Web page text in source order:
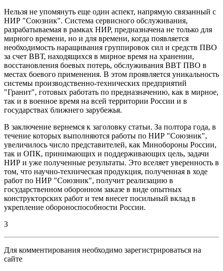
Нельзя не упомянуть еще один аспект, напрямую связанный с
НИР "Союзник". Система сервисного обслуживания,
разрабатываемая в рамках НИР, предназначена не только для
мирного времени, но и для времени, когда появляется
необходимость наращивания группировок сил и средств ПВО
за счет ВВТ, находящихся в мирное время на хранении,
восстановления боевых потерь, обслуживания ВВТ ПВО в
местах боевого применения. В этом проявляется уникальность
системы производственно-технических предприятий
"Гранит", готовых работать по предназначению, как в мирное,
так и в военное время на всей территории России и в
государствах ближнего зарубежья.
В заключение вернемся к заголовку статьи. За полтора года, в
течение которых выполняются работы по НИР "Союзник",
увеличилось число представителей, как Минобороны России,
так и ОПК, принимающих и поддерживающих цель, задачи
НИР и уже полученные результаты. Это вселяет уверенность в
том, что научно-техническая продукция, полученная в ходе
работ по НИР "Союзник", получит реализацию в
государственном оборонном заказе в виде опытных
конструкторских работ и тем внесет посильный вклад в
укрепление обороноспособности России.
3
Для комментирования необходимо зарегистрироваться на
сайте